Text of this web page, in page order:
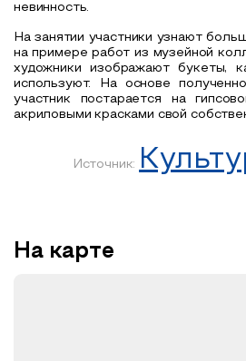
невинность.
На занятии участники узнают
на примере работ из музейной
художники изображают букеты,
используют. На основе
участник постарается на
акриловыми красками свой
Источник:
На карте